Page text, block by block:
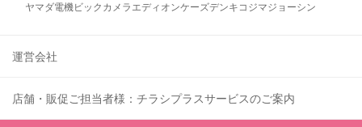
ヤマダ電機ビックカメラ エディオンケーズデンキ コジマジョーシン
運営会社
店舗・販促ご担当者様：チラシプラスサービスのご案内